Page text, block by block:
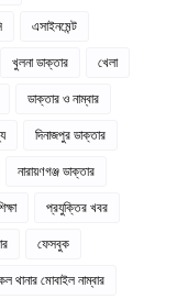
এসাইনমেন্ট
খুলনা ডাক্তার
খেলা
ডাক্তার ও নাম্বার
দিনাজপুর ডাক্তার
নারায়ণগঞ্জ ডাক্তার
প্রযুক্তির খবর
ফেসবুক
থানার মোবাইল নাম্বার